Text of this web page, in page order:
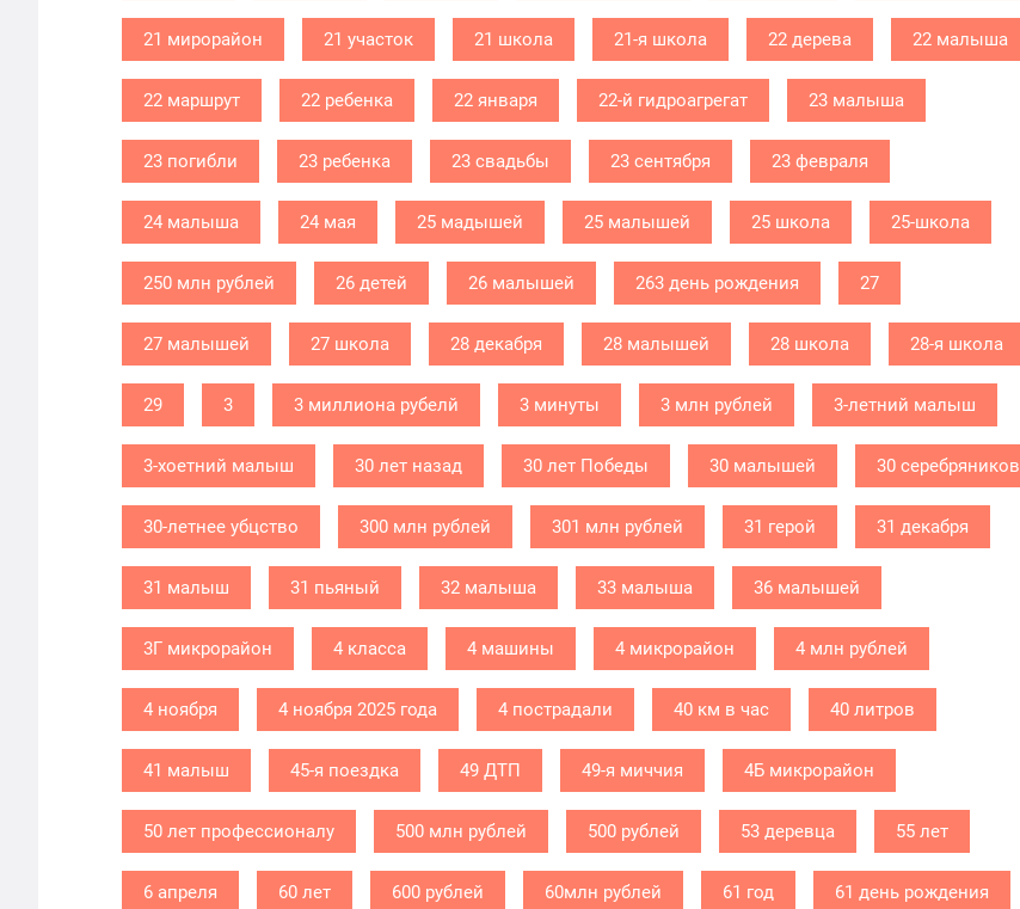
21 мирорайон 21 участок 21 школа 21-я школа 22 дерева 22 малыша
22 маршрут 22 ребенка 22 января 22-й гидроагрегат 23 малыша
23 погибли 23 ребенка 23 свадьбы 23 сентября 23 февраля
24 малыша 24 мая 25 мадышей 25 малышей 25 школа 25-школа
250 млн рублей 26 детей 26 малышей 263 день рождения 27
27 малышей 27 школа 28 декабря 28 малышей 28 школа 28-я школа
29 3 3 миллиона рубелй 3 минуты 3 млн рублей 3-летний малыш
3-хоетний малыш 30 лет назад 30 лет Победы 30 малышей 30 серебряников
30-летнее убцство 300 млн рублей 301 млн рублей 31 герой 31 декабря
31 малыш 31 пьяный 32 малыша 33 малыша 36 малышей
3Г микрорайон 4 класса 4 машины 4 микрорайон 4 млн рублей
4 ноября 4 ноября 2025 года 4 пострадали 40 км в час 40 литров
41 малыш 45-я поездка 49 ДТП 49-я миччия 4Б микрорайон
50 лет профессионалу 500 млн рублей 500 рублей 53 деревца 55 лет
6 апреля 60 лет 600 рублей 60млн рублей 61 год 61 день рождения